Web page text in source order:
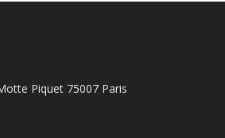
Piquet 75007 Paris